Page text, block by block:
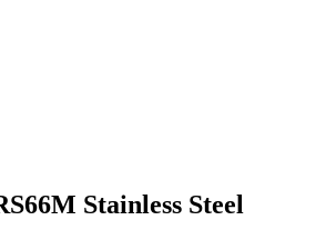
Stainless Steel